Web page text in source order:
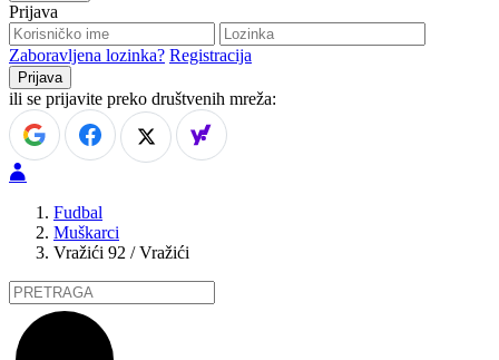
Prijava
Zaboravljena lozinka? Registracija
ili se prijavite preko društvenih mreža:
Fudbal
Muškarci
Vražići 92 / Vražići